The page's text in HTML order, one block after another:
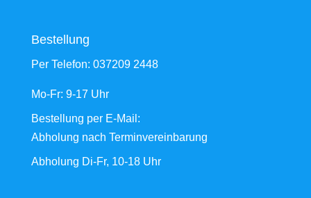
Bestellung
Per Telefon: 037209 2448
Mo-Fr: 9-17 Uhr
Bestellung per E-Mail :
Abholung nach Terminvereinbarung
Abholung Di-Fr, 10-18 Uhr